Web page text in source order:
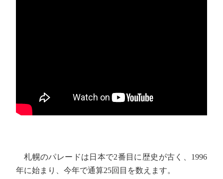
札幌のパレードは日本で2番目に歴史が古く、1996
年に始まり、今年で通算25回目を数えます。